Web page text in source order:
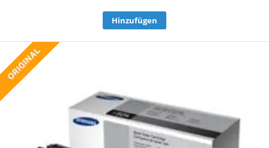
Hinzufügen